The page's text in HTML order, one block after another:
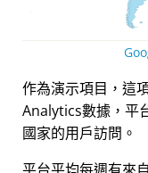
作為演示項目，這
Analytics數據，平
國家的用戶訪問。